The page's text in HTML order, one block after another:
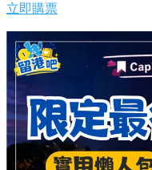
立即購票